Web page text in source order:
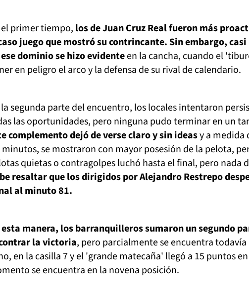
el primer tiempo, los de Juan Cruz Real fueron más
juego que mostró su contrincante. Sin embargo,
dominio se hizo evidenteen la cancha, cuando el
en peligro el arco y la defensa de su rival de calendario.
segunda parte del encuentro, los locales intentaron
las oportunidades, pero ninguna pudo terminar en un
complemento dejó de verse claro y sin ideasy a medida
minutos, se mostraron con mayor posesión de la pelota,
quietas o contragolpes luchó hasta el final, pero nada
resaltar que los dirigidos por Alejandro Restrepo
al minuto 81.
esta manera, los barranquilleros sumaron un segundo
la victoria, pero parcialmente se encuentra
en la casilla 7 y el 'grande matecaña' llegó a 15 puntos
se encuentra en la novena posición.